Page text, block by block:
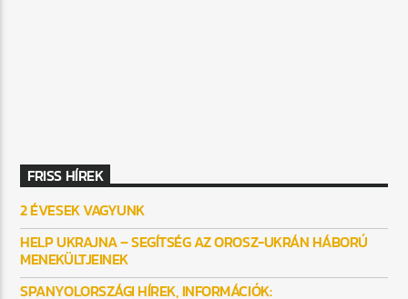
FRISS HÍREK
2 ÉVESEK VAGYUNK
HELP UKRAJNA – SEGÍTSÉG AZ OROSZ-UKRÁN HÁBORÚ
MENEKÜLTJEINEK
SPANYOLORSZÁGI HÍREK, INFORMÁCIÓK: